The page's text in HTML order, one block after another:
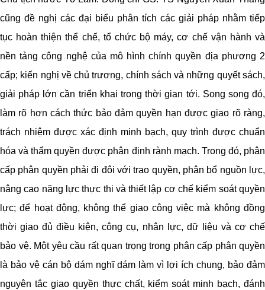
cũng đề nghị các đại biểu phân tích các giải pháp nhằm tiếp
tục hoàn thiện thể chế, tổ chức bộ máy, cơ chế vận hành và
nền tảng công nghệ của mô hình chính quyền địa phương 2
cấp; kiến nghị về chủ trương, chính sách và những quyết sách,
giải pháp lớn cần triển khai trong thời gian tới. Song song đó,
làm rõ hơn cách thức bảo đảm quyền hạn được giao rõ ràng,
trách nhiệm được xác định minh bạch, quy trình được chuẩn
hóa và thẩm quyền được phân định rành mạch. Trong đó, phân
cấp phân quyền phải đi đôi với trao quyền, phân bổ nguồn lực,
nâng cao năng lực thực thi và thiết lập cơ chế kiểm soát quyền
lực; để hoạt động, không thể giao công việc mà không đồng
thời giao đủ điều kiện, công cụ, nhân lực, dữ liệu và cơ chế
bảo vệ. Một yêu cầu rất quan trọng trong phân cấp phân quyền
là bảo vệ cán bộ dám nghĩ dám làm vì lợi ích chung, bảo đảm
nguyên tắc giao quyền thực chất, kiểm soát minh bạch, đánh